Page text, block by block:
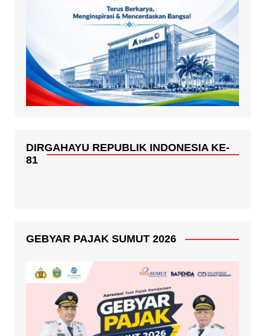
DIRGAHAYU REPUBLIK INDONESIA KE-
81
GEBYAR PAJAK SUMUT 2026